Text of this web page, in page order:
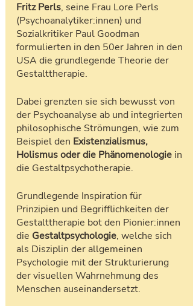
Fritz Perls, seine Frau Lore Perls
(Psychoanalytiker:innen) und
Sozialkritiker Paul Goodman
formulierten in den 50er Jahren in den
USA die grundlegende Theorie der
Gestalttherapie.
Dabei grenzten sie sich bewusst von
der Psychoanalyse ab und integrierten
philosophische Strömungen, wie zum
Beispiel den Existenzialismus,
Holismus oder die Phänomenologie in
die Gestaltpsychotherapie.
Grundlegende Inspiration für
Prinzipien und Begrifflichkeiten der
Gestalttherapie bot den Pionier:innen
die Gestaltpsychologie, welche sich
als Disziplin der allgemeinen
Psychologie mit der Strukturierung
der visuellen Wahrnehmung des